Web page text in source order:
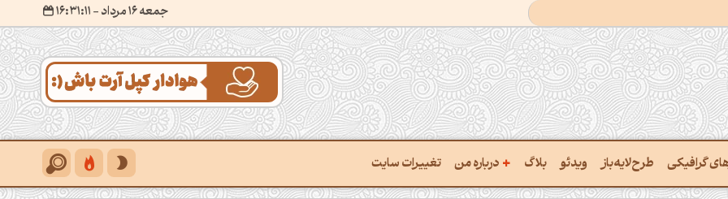
جمعه 16 مرداد
- ۱۶:۳۱:۱۲
گرافیکی طرح‌لایه‌باز ویدئو بلاگ + درباره من تغییرات سایت